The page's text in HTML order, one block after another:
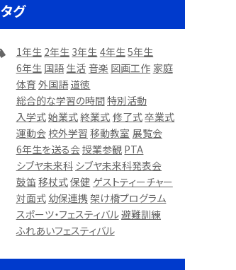
タグ
1年生 2年生 3年生 4年生5年生
6年生 国語生活 音楽 図画工作 家庭
体育 外国語道徳
総合的な学習の時間特別活動
入学式始業式終業式 修了式卒業式
運動会 校外学習 移動教室 展覧会
6年生を送る会授業参観 PTA
シブヤ未来科 シブヤ未来科発表会
鼓笛移杖式保健 ゲストティーチャー
対面式 幼保連携 架け橋プログラム
スポーツ・フェスティバル避難訓練
ふれあいフェスティバル